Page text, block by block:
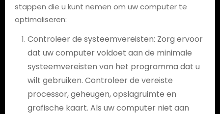
stappen die u kunt nemen om uw computer te
optimaliseren:
Controleer de systeemvereisten: Zorg ervoor
dat uw computer voldoet aan de minimale
systeemvereisten van het programma dat u
wilt gebruiken. Controleer de vereiste
processor, geheugen, opslagruimte en
grafische kaart. Als uw computer niet aan